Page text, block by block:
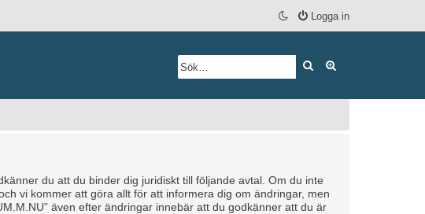
Logga in
Sök
du att du binder dig juridiskt till följande avtal. Om du inte
vi kommer att göra allt för att informera dig om ändringar, men
även efter ändringar innebär att du godkänner att du är